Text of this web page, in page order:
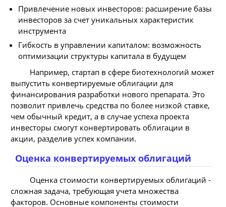
Привлечение новых инвесторов: расширение базы
инвесторов за счет уникальных характеристик
инструмента
Гибкость в управлении капиталом: возможность
оптимизации структуры капитала в будущем
Например, стартап в сфере биотехнологий может
выпустить конвертируемые облигации для
финансирования разработки нового препарата. Это
позволит привлечь средства по более низкой ставке,
чем обычный кредит, а в случае успеха проекта
инвесторы смогут конвертировать облигации в
акции, разделив успех компании.
Оценка конвертируемых облигаций
Оценка стоимости конвертируемых облигаций -
сложная задача, требующая учета множества
факторов. Основные компоненты стоимости